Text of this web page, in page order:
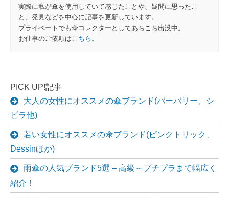
実際に私が傘を使用していて感じたことや、疑問に思ったこ
と、発見などを中心に記事を更新しています。
プライベートでも傘コレクターとしてあちこち出没中。
お仕事のご依頼は こちら 。
PICK UP!記事
大人の女性にオススメの傘ブランド(バーバリー、シ
ビラ他)
若い女性にオススメの傘ブランド(ピンクトリック、
Dessinほか)
雨傘の人気ブランド5選 – 高級～プチプラまで幅広く
紹介！